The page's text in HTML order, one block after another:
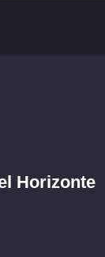
Horizonte